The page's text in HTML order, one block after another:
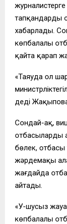
журналистерге
тапқандардың
хабарлады.
көпбалалы
қайта қарап
«Таяуда ол
деді
Сондай-ақ,
отбасылардың
бөлек,
жәрдемақы
жағдайда
айтады.
«У-шусыз
көпбалалы